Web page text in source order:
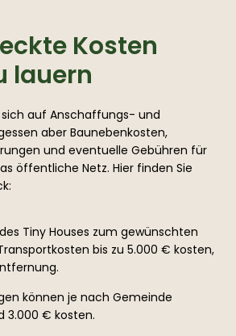
Kosten
lauern
auf Anschaffungs- und
aber Baunebenkosten,
und eventuelle Gebühren für
öffentliche Netz. Hier finden Sie
Tiny Houses zum gewünschten
bis zu 5.000 € kosten,
können je nach Gemeinde
3.000 € kosten.